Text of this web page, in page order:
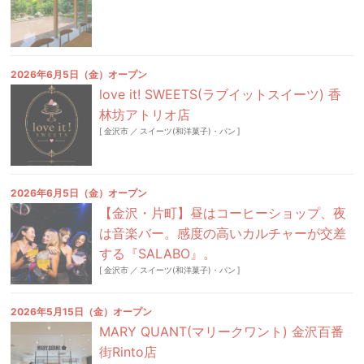
2026年6月5日（金）オープン
love it! SWEETS(ラブイットスイーツ) 香
林坊アトリオ店
[金沢市 ／ スイーツ(和洋菓子)・パン ]
2026年6月5日（金）オープン
【金沢・片町】昼はコーヒーショップ、夜
は音楽バー。感度の高いカルチャーが交差
する『SALABO』。
[金沢市 ／ スイーツ(和洋菓子)・パン ]
2026年5月15日（金）オープン
MARY QUANT(マリークワント) 金沢百番
街Rinto店